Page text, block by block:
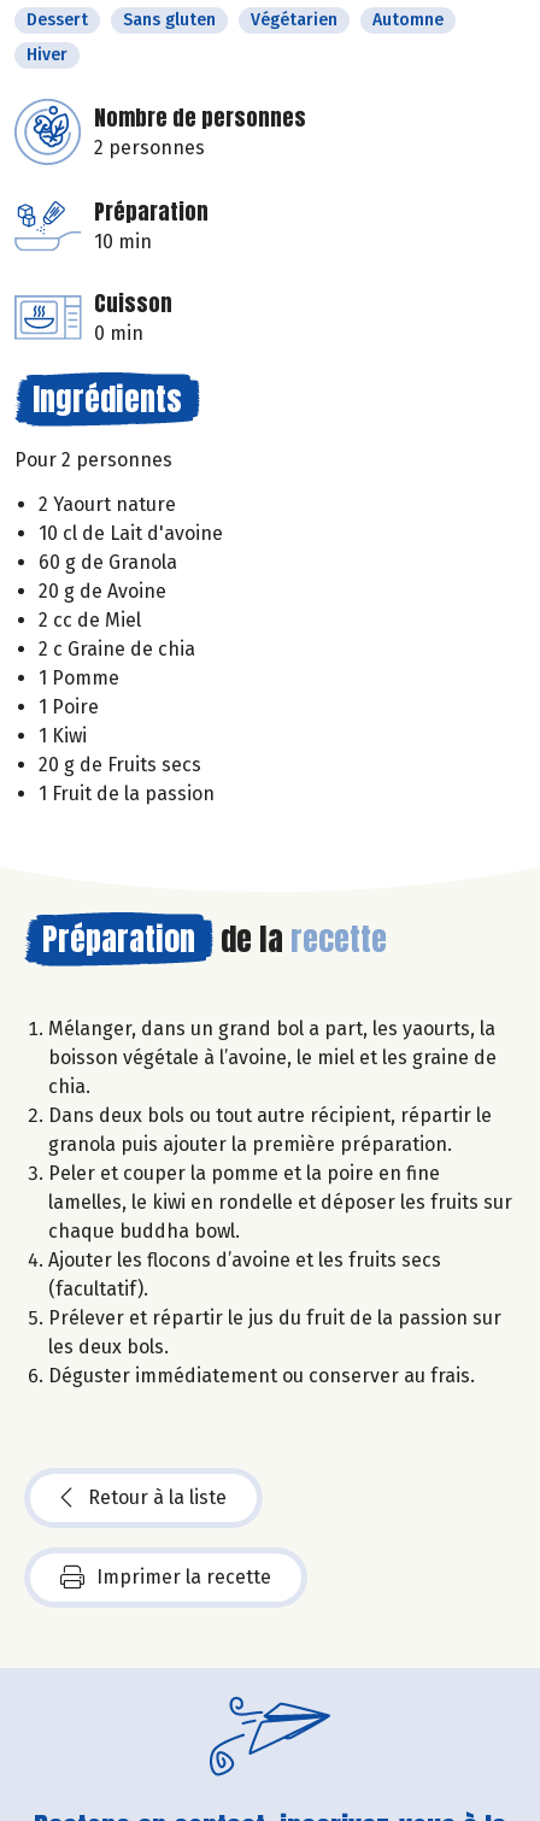
Dessert Sans gluten Végétarien
Automne
Hiver
Nombre de personnes
2 personnes
Préparation
10 min
Cuisson
0 min
Ingrédients
Pour 2 personnes
2 Yaourt nature
10 cl de Lait d'avoine
60 g de Granola
20 g de Avoine
2 cc de Miel
2 c Graine de chia
1 Pomme
1 Poire
1 Kiwi
20 g de Fruits secs
1 Fruit de la passion
Préparation de la recette
Mélanger, dans un grand bol a part, les yaourts, la
boisson végétale à l’avoine, le miel et les graine de
chia.
Dans deux bols ou tout autre récipient, répartir le
granola puis ajouter la première préparation.
Peler et couper la pomme et la poire en fine
lamelles, le kiwi en rondelle et déposer les fruits sur
chaque buddha bowl.
Ajouter les flocons d’avoine et les fruits secs
(facultatif).
Prélever et répartir le jus du fruit de la passion sur
les deux bols.
Déguster immédiatement ou conserver au frais.
Retour à la liste
Imprimer la recette